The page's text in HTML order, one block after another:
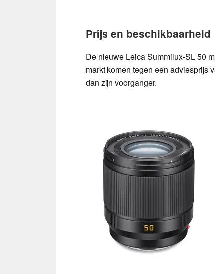
Prijs en beschikbaarheid
De nieuwe Leica Summilux-SL 50
markt komen tegen een adviesprijs
dan zijn voorganger.